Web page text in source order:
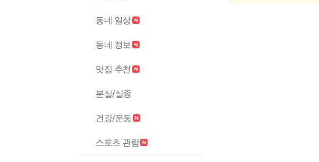
동네 일상
동네 정보
맛집 추천
분실/실종
건강/운동
스포츠 관람